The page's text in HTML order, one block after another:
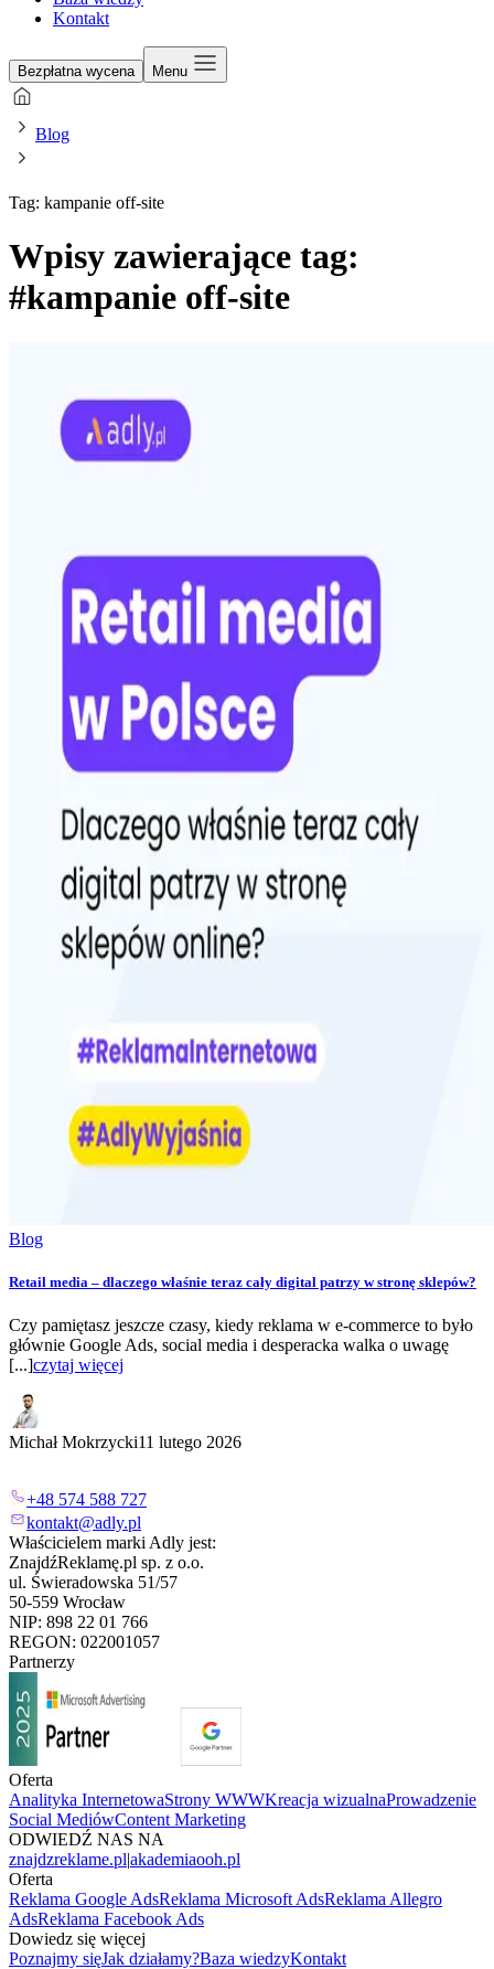
Kontakt
Bezpłatna wycena Menu
Blog
Tag: kampanie off-site
Wpisy zawierające tag:
#kampanie off-site
Blog
Retail media – dlaczego właśnie teraz cały digital patrzy w stronę sklepów?
Czy pamiętasz jeszcze czasy, kiedy reklama w e-commerce to było
głównie Google Ads, social media i desperacka walka o uwagę
[...]czytaj więcej
Michał Mokrzycki11 lutego 2026
+48 574 588 727
kontakt@adly.pl
Właścicielem marki Adly jest:
ZnajdźReklamę.pl sp. z o.o.
ul. Świeradowska 51/57
50-559 Wrocław
NIP: 898 22 01 766
REGON: 022001057
Partnerzy
Oferta
Analityka InternetowaStrony WWWKreacja wizualnaProwadzenie
Social MediówContent Marketing
ODWIEDŹ NAS NA
znajdzreklame.pl|akademiaooh.pl
Oferta
Reklama Google AdsReklama Microsoft AdsReklama Allegro
AdsReklama Facebook Ads
Dowiedz się więcej
Poznajmy sięJak działamy?Baza wiedzyKontakt